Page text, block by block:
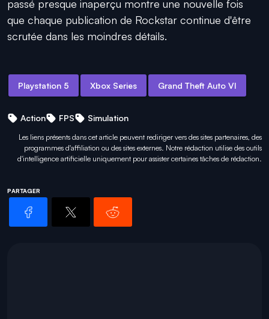
passé presque inaperçu montre une nouvelle fois
que chaque publication de Rockstar continue d'être
scrutée dans les moindres détails.
Playstation 5 Xbox Series Grand Theft Auto VI
Action FPS Simulation
Les liens présents dans cet article peuvent rediriger vers des sites partenaires, des
programmes d'affiliation ou des sites externes. Notre rédaction utilise des outils
d'intelligence artificielle uniquement pourassister certaines tâches de rédaction.
PARTAGER